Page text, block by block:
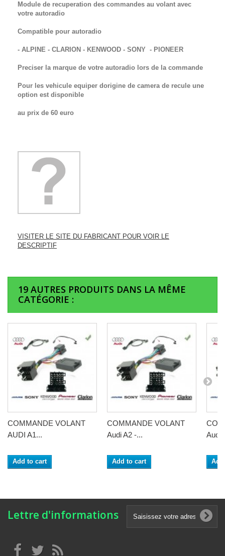
Module de recuperation des commandes au volant avec
votre autoradio
Compatible pour autoradio
- ALPINE - CLARION - KENWOOD - SONY - PIONEER
Preciser la marque de votre autoradio lors de la commande
Pour les vehicule equiper dorigine de camera de recule une
option est disponible
au prix de 60 euro
VISITER LE SITE DU FABRICANT POUR VOIR LE
DESCRIPTIF
19 AUTRES PRODUITS DANS LA MÊME
CATÉGORIE :
COMMANDE VOLANT
AUDI A1...
Add to cart
COMMANDE VOLANT
Audi A2 -...
Add to cart
Audi
Lettre d'informations